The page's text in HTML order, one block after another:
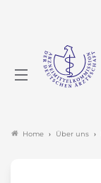
Home Über uns